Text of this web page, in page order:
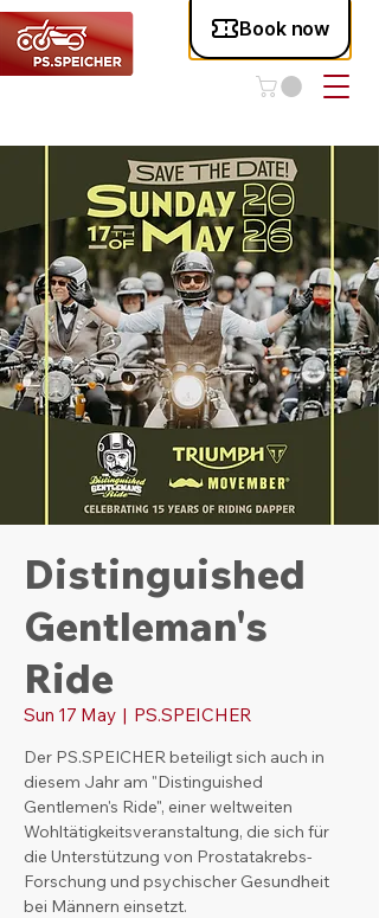
Distinguished
Gentleman's
Ride
Sun 17 May
  |
PS.SPEICHER
Der PS.SPEICHER beteiligt sich auch in
diesem Jahr am "Distinguished
Gentlemen's Ride", einer weltweiten
Wohltätigkeitsveranstaltung, die sich für
die Unterstützung von Prostatakrebs-
Forschung und psychischer Gesundheit
bei Männern einsetzt.